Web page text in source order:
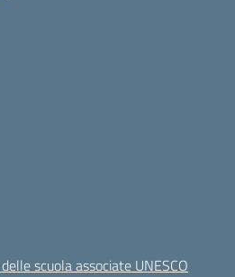
scuola associate UNESCO